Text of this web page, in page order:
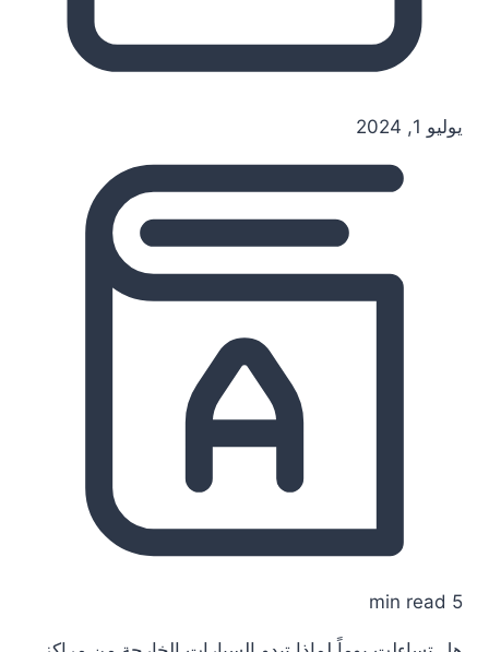
يوليو 1, 2024
5 min read